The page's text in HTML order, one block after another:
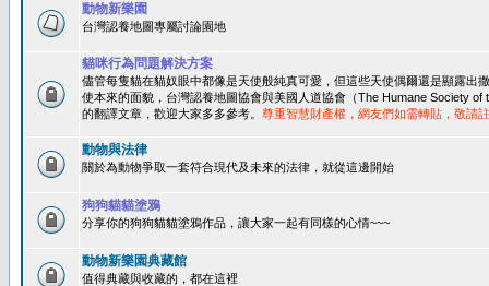
動物新樂園
台灣認養地圖專屬討論園地
貓咪行為問題解決方案
儘管每隻貓在貓奴眼中都像是天使般純真可愛，但這些天使偶爾還是顯露出
使本來的面貌，台灣認養地圖協會與美國人道協會（The Humane Society
的翻譯文章，歡迎大家多多參考。 尊重智慧財產權，網友們如需轉貼，敬請
動物與法律
關於為動物爭取一套符合現代及未來的法律，就從這邊開始
狗狗貓貓塗鴉
分享你的狗狗貓貓塗鴉作品，讓大家一起有同樣的心情~~~
動物新樂園典藏館
值得典藏與收藏的，都在這裡